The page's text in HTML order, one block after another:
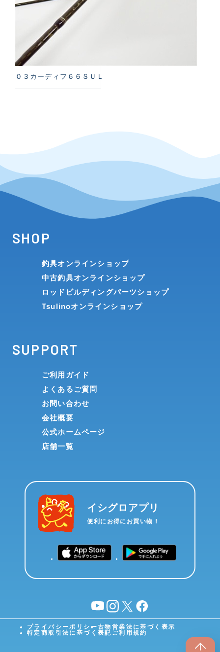
０３カーディフ６６ＳＵＬ
SHOP
釣具オンラインショップ
中古釣具オンラインショップ
ロッドビルディングパーツショップ
Tsulinoオンラインショップ
SUPPORT
ご利用ガイド
よくあるご質問
お問い合わせ
会社概要
公式ホームページ
店舗一覧
イシグロアプリ
便利にお得にお買い物！
YouTubeinstagram
X facebook
プライバシーポリシー古物営業法に基づく表示
特定商取引法に基づく表記 ご利用規約